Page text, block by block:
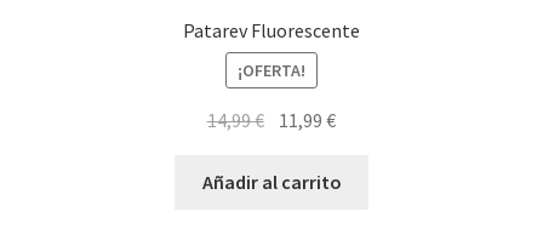
Patarev Fluorescente
¡OFERTA!
14,99€ El
original
11,99€El
actual
Añadir al carrito